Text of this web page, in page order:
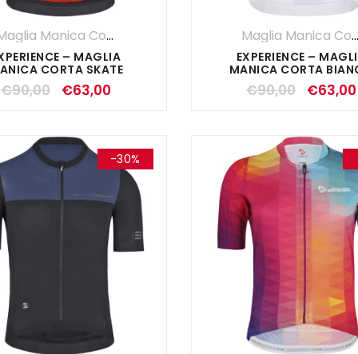
Maglia Manica Corta SALDI ESTIVI,UOMO
– MAGLIA
CORTA SKATE
€90,00 €63,00
Maglia Manica Corta
EXPERIENCE –
MANICA CORTA
€90,00 €63,00
-30%